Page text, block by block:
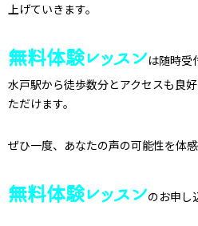
上げていきます。
無料体験レッスンは随時受
水戸駅から徒歩数分とアクセスも良
ただけます。
ぜひ一度、あなたの声の可能性を体
無料体験レッスンのお申し